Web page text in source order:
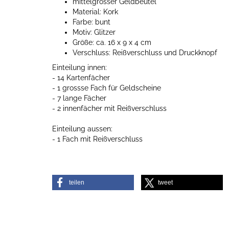
Material: Kork
Farbe: bunt
Motiv: Glitzer
Größe: ca. 16 x 9 x 4 cm
Verschluss: Reißverschluss und Druckknopf
Einteilung innen:
- 14 Kartenfächer
- 1 grossse Fach für Geldscheine
- 7 lange Fächer
- 2 innenfächer mit Reißverschluss
Einteilung aussen:
- 1 Fach mit Reißverschluss
teilen tweet